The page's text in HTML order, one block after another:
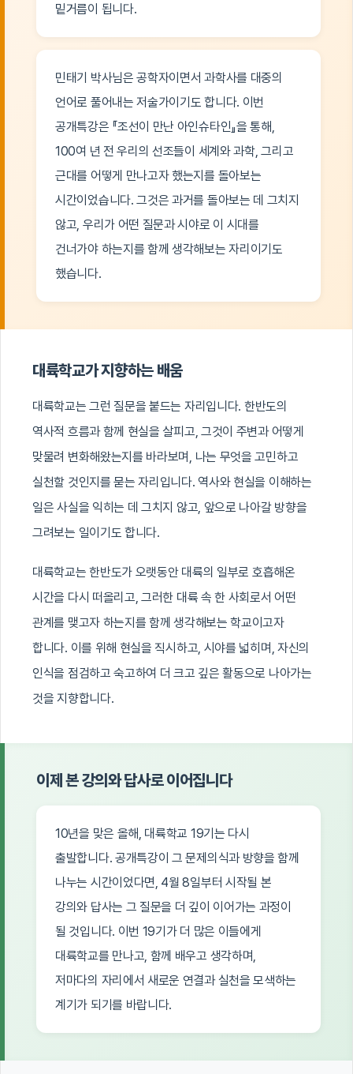
밑거름이 됩니다.
민태기 박사님은 공학자이면서 과학사를 대중의
언어로 풀어내는 저술가이기도 합니다. 이번
공개특강은 『조선이 만난 아인슈타인』을 통해,
100여 년 전 우리의 선조들이 세계와 과학, 그리고
근대를 어떻게 만나고자 했는지를 돌아보는
시간이었습니다. 그것은 과거를 돌아보는 데 그치지
않고, 우리가 어떤 질문과 시야로 이 시대를
건너가야 하는지를 함께 생각해보는 자리이기도
했습니다.
대륙학교가 지향하는 배움
대륙학교는 그런 질문을 붙드는 자리입니다. 한반도의
역사적 흐름과 함께 현실을 살피고, 그것이 주변과 어떻게
맞물려 변화해왔는지를 바라보며, 나는 무엇을 고민하고
실천할 것인지를 묻는 자리입니다. 역사와 현실을 이해하는
일은 사실을 익히는 데 그치지 않고, 앞으로 나아갈 방향을
그려보는 일이기도 합니다.
대륙학교는 한반도가 오랫동안 대륙의 일부로 호흡해온
시간을 다시 떠올리고, 그러한 대륙 속 한 사회로서 어떤
관계를 맺고자 하는지를 함께 생각해보는 학교이고자
합니다. 이를 위해 현실을 직시하고, 시야를 넓히며, 자신의
인식을 점검하고 숙고하여 더 크고 깊은 활동으로 나아가는
것을 지향합니다.
이제 본 강의와 답사로 이어집니다
10년을 맞은 올해, 대륙학교 19기는 다시
출발합니다. 공개특강이 그 문제의식과 방향을 함께
나누는 시간이었다면, 4월 8일부터 시작될 본
강의와 답사는 그 질문을 더 깊이 이어가는 과정이
될 것입니다. 이번 19기가 더 많은 이들에게
대륙학교를 만나고, 함께 배우고 생각하며,
저마다의 자리에서 새로운 연결과 실천을 모색하는
계기가 되기를 바랍니다.